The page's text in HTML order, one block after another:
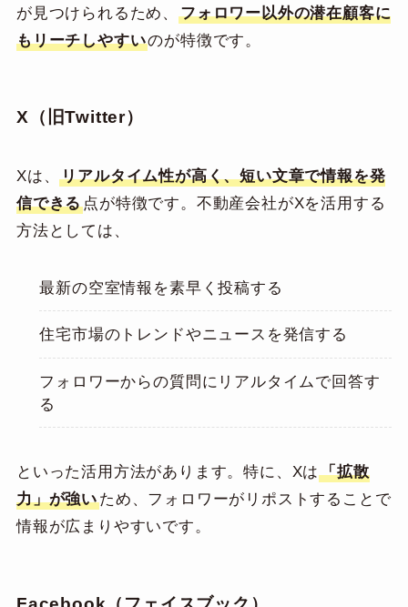
が見つけられるため、
フォロワー以外の潜在顧客に
もリーチしやすいのが特徴です。
X（旧Twitter）
Xは、リアルタイム性が高く、短い文章で情報を発
信できる 点が特徴です。不動産会社がXを活用する
方法としては、
最新の空室情報を素早く投稿する
住宅市場のトレンドやニュースを発信する
フォロワーからの質問にリアルタイムで回答す
る
といった活用方法があります。特に、Xは「拡散
力」が強いため、フォロワーがリポストすることで
情報が広まりやすいです。